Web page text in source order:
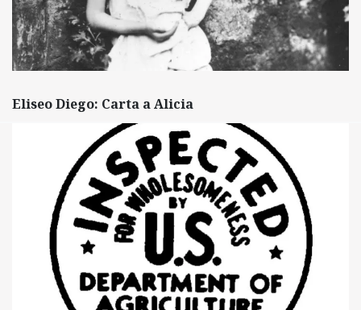
Eliseo Diego: Carta a Alicia